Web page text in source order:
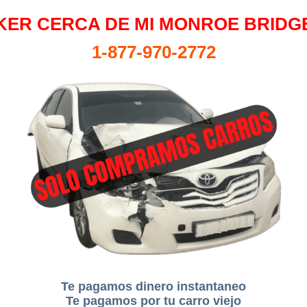
CERCA DE MI MONROE
1-877-970-2772
Te pagamos dinero instantaneo
Te pagamos por tu carro viejo